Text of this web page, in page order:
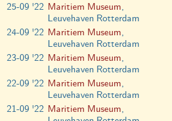
25-09 '22 Maritiem Museum,
Leuvehaven Rotterdam
24-09 '22 Maritiem Museum,
Leuvehaven Rotterdam
23-09 '22 Maritiem Museum,
Leuvehaven Rotterdam
22-09 '22 Maritiem Museum,
Leuvehaven Rotterdam
21-09 '22 Maritiem Museum,